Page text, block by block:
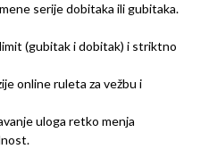
serije dobitaka ili gubitaka.
(gubitak i dobitak) i striktno
online ruleta za vežbu i
uloga retko menja